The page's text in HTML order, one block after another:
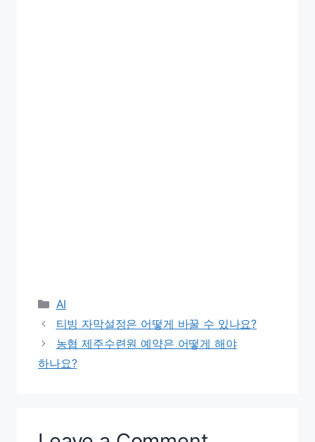
Categories
AI
티빙 자막설정은 어떻게 바꿀 수 있나요?
농협 제주수련원 예약은 어떻게 해야
하나요?